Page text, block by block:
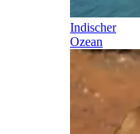
Indischer
Ozean